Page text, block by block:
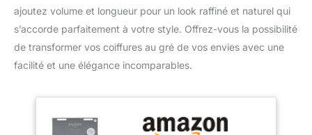
ajoutez volume et longueur pour un look raffiné et naturel qui
s’accorde parfaitement à votre style. Offrez-vous la possibilité
de transformer vos coiffures au gré de vos envies avec une
facilité et une élégance incomparables.